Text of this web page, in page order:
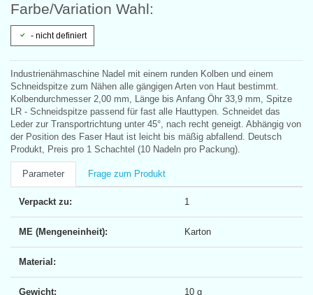
Farbe/Variation Wahl:
- nicht definiert
Industrienähmaschine Nadel mit einem runden Kolben und einem
Schneidspitze zum Nähen alle gängigen Arten von Haut bestimmt.
Kolbendurchmesser 2,00 mm, Länge bis Anfang Öhr 33,9 mm, Spitze
LR - Schneidspitze passend für fast alle Hauttypen. Schneidet das
Leder zur Transportrichtung unter 45°, nach recht geneigt. Abhängig von
der Position des Faser Haut ist leicht bis mäßig abfallend. Deutsch
Produkt, Preis pro 1 Schachtel (10 Nadeln pro Packung).
Parameter Frage zum Produkt
Verpackt zu: 1
ME (Mengeneinheit): Karton
Material:
Gewicht: 10 g